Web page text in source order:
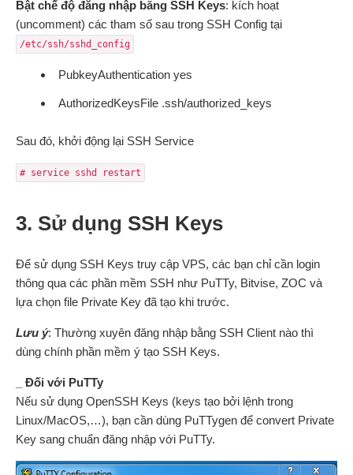
Bật chế độ đăng nhập bằng SSH Keys: kích hoạt
(uncomment) các tham số sau trong SSH Config tại
/etc/ssh/sshd_config
PubkeyAuthentication yes
AuthorizedKeysFile .ssh/authorized_keys
Sau đó, khởi động lại SSH Service
# service sshd restart
3. Sử dụng SSH Keys
Để sử dụng SSH Keys truy cập VPS, các bạn chỉ cần login
thông qua các phần mềm SSH như PuTTy, Bitvise, ZOC và
lựa chọn file Private Key đã tạo khi trước.
Lưu ý: Thường xuyên đăng nhập bằng SSH Client nào thì
dùng chính phần mềm ý tạo SSH Keys.
_ Đối với PuTTy
Nếu sử dụng OpenSSH Keys (keys tạo bởi lệnh trong
Linux/MacOS,…), bạn cần dùng PuTTygen để convert Private
Key sang chuẩn đăng nhập với PuTTy.